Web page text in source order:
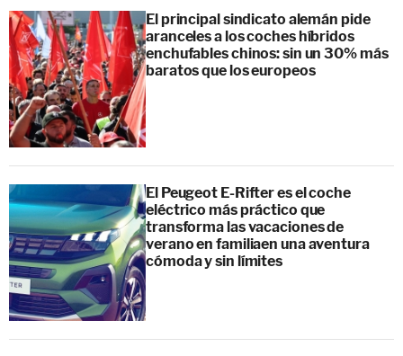
El principal sindicato alemán pide
aranceles a los coches híbridos
enchufables chinos: sin un 30% más
baratos que los europeos
El Peugeot E-Rifter es el coche
eléctrico más práctico que
transforma las vacaciones de
verano en familiaen una aventura
cómoda y sin límites